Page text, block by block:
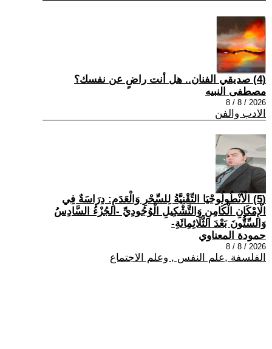
(4) صديقي الفنان.. هل أنت راضٍ عن نفسك؟
مصطفى النبيه
2026 / 8 / 8
الادب والفن
(5) الْأَنْطُولُوجْيَا التِّقْنِيَّةُ لِلسِّحْرِ وَالْعَدَمِ: دِرَاسَةٌ فِي
الْإِمْكَانِ الْكَامِنِ وَالتَّشْكِيلِ الْوُجُودِيِّ -الجُزْءُ السَّادِسُ
وَالسِّتُّونَ بَعْدَ الثَّلَاثِمِائَةِ-
حمودة المعناوي
2026 / 8 / 8
الفلسفة ,علم النفس , وعلم الاجتماع